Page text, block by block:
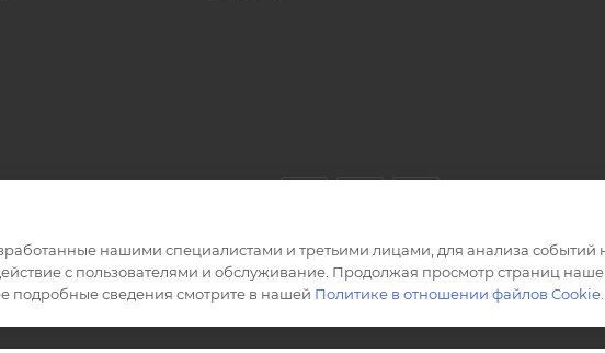
нашими специалистами и третьими лицами, для анализа событий
с пользователями и обслуживание. Продолжая просмотр страниц
подробные сведения смотрите в нашей Политике в отношении файлов Cookie